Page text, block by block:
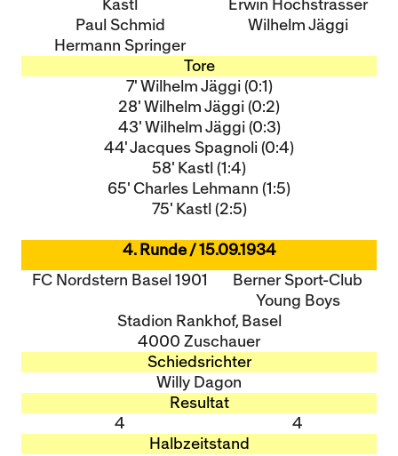
Kastl
Paul Schmid
Hermann Springer
Erwin Hochstrasser
Wilhelm Jäggi
Tore
7' Wilhelm Jäggi (0:1)
28' Wilhelm Jäggi (0:2)
43' Wilhelm Jäggi (0:3)
44' Jacques Spagnoli (0:4)
58' Kastl (1:4)
65' Charles Lehmann (1:5)
75' Kastl (2:5)
4. Runde / 15.09.1934
FC Nordstern Basel 1901
Berner Sport-Club
Young Boys
Stadion Rankhof, Basel
4000 Zuschauer
Schiedsrichter
Willy Dagon
Resultat
4
4
Halbzeitstand